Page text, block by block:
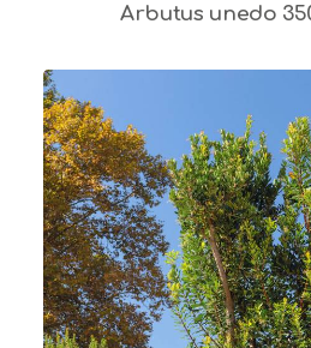
Arbutus unedo